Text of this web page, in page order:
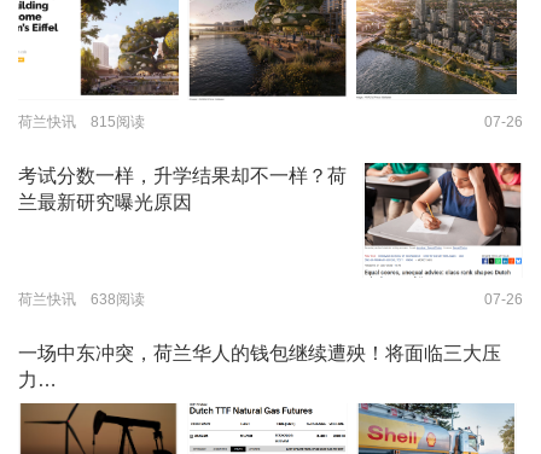
荷兰快讯 815阅读 07-26
考试分数一样，升学结果却不一样？荷
兰最新研究曝光原因
荷兰快讯 638阅读 07-26
一场中东冲突，荷兰华人的钱包继续遭殃！将面临三大压
力…